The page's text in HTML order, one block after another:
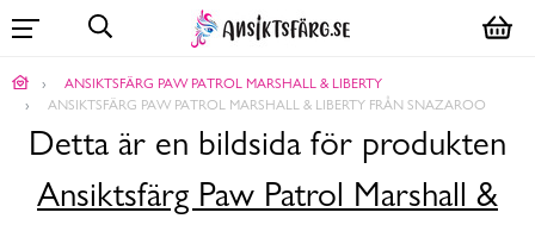
ANSIKTSFÄRG PAW PATROL MARSHALL & LIBERTY
ANSIKTSFÄRG PAW PATROL MARSHALL & LIBERTY FRÅN SNAZAROO
Detta är en bildsida för produkten
Ansiktsfärg Paw Patrol Marshall &